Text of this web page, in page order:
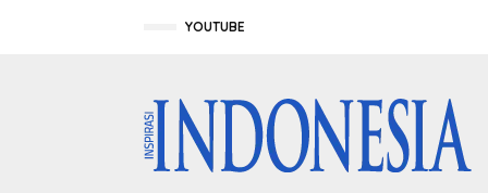
YOUTUBE